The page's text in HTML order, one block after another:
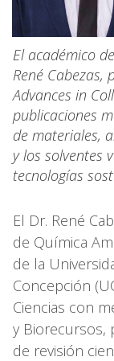
El académico
René
Advances in
publicaciones
de materiales,
y los solventes
tecnologías
El Dr. René
de Química
de la
Concepción
Ciencias con
y Biorecursos,
de revisión